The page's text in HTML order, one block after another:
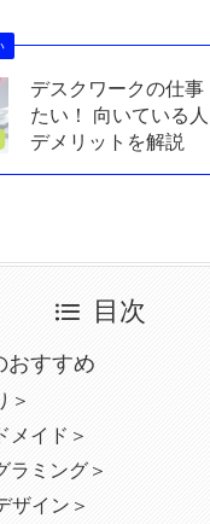
デスクワークの仕事
たい！ 向いている
デメリットを解説
目次
おすすめ
＞
メイド＞
ラミング＞
ザイン＞